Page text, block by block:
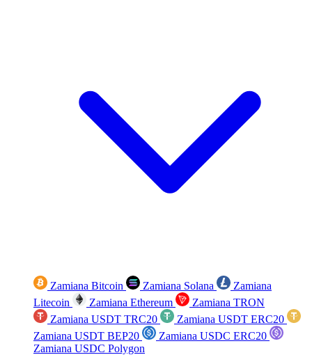
Zamiana Bitcoin Zamiana Solana
Zamiana
Litecoin
Zamiana Ethereum
Zamiana TRON
Zamiana USDT TRC20
Zamiana USDT ERC20
Zamiana USDT BEP20
Zamiana USDC ERC20
Zamiana USDC Polygon